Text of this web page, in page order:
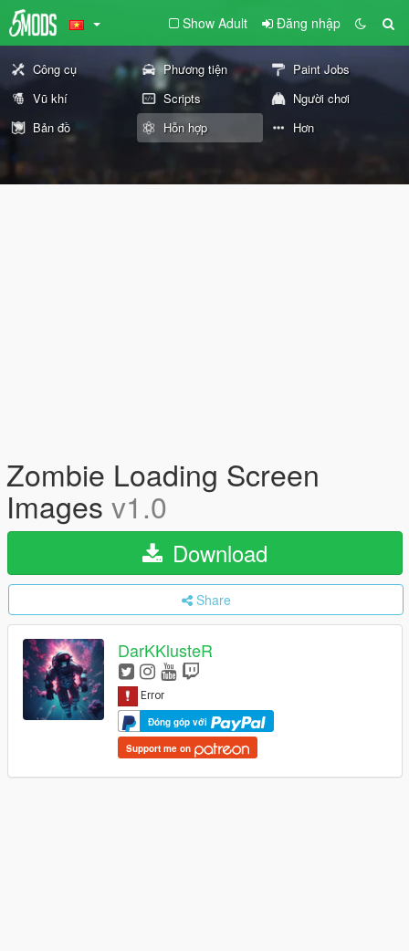
Show Adult Đăng nhập
Công cụ Phương tiện
Paint Jobs
Vũ khí
Scripts
Người chơi
Bản đồ
Hỗn hợp Hơn
Zombie Loading Screen
Images v1.0
Download
Share
DarKKlusteR
Đóng góp với
Support me on